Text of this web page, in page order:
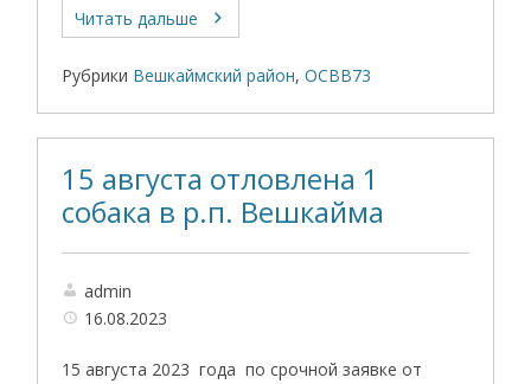
Читать дальше
Рубрики Вешкаймский район,ОСВВ73
15 августа отловлена 1
собака в р.п. Вешкайма
admin
16.08.2023
15 августа 2023 года по срочной заявке от